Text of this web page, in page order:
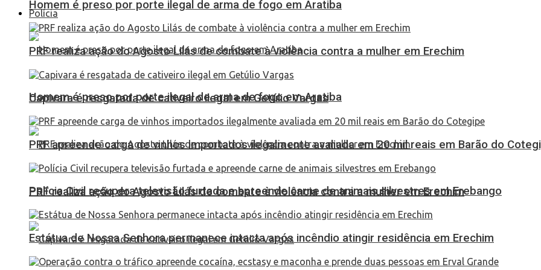
Polícia
Homem é preso por porte ilegal de arma de fogo em Aratiba
PRF realiza ação do Agosto Lilás de combate à violência contra a mulher em Erechim
Homem é preso por porte ilegal de arma de fogo em Aratiba
PRF realiza ação do Agosto Lilás de combate à violência contra a mulher em Erechim
Capivara é resgatada de cativeiro ilegal em Getúlio Vargas
PRF apreende carga de vinhos importados ilegalmente avaliada em 20 mil reais em Barão do
Polícia Civil recupera televisão furtada e apreende carne de animais silvestres em Erebango
Estátua de Nossa Senhora permanece intacta após incêndio atingir residência em Erechim